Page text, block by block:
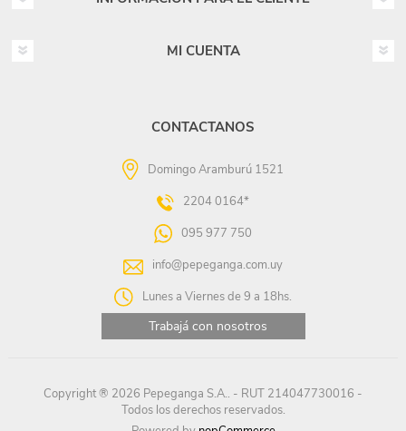
MI CUENTA
CONTACTANOS
Domingo Aramburú 1521
2204 0164*
095 977 750
info@pepeganga.com.uy
Lunes a Viernes de 9 a 18hs.
Trabajá con nosotros
Copyright ® 2026 Pepeganga S.A.. - RUT 214047730016 -
Todos los derechos reservados.